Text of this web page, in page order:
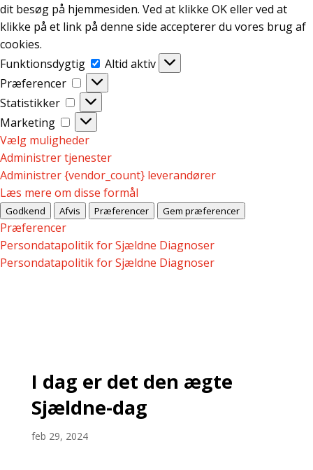
dit besøg på hjemmesiden. Ved at klikke OK eller ved at
klikke på et link på denne side accepterer du vores brug af
cookies.
Funktionsdygtig
Funktionsdygtig
Altid aktiv
Præferencer
Præferencer
Statistikker
Statistikker
Marketing
Marketing
Vælg muligheder
Administrer tjenester
Administrer {vendor_count} leverandører
Læs mere om disse formål
Godkend Afvis Præferencer Gem præferencer
Præferencer
Persondatapolitik for Sjældne Diagnoser
Persondatapolitik for Sjældne Diagnoser
I dag er det den ægte
Sjældne-dag
feb 29, 2024